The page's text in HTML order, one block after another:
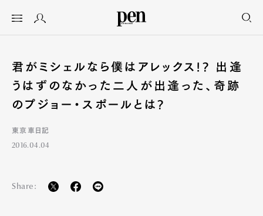
君がミシェルなら僕はアレックス!? 出逢
うはずのなかった二人が出逢った、奇跡
のプジョー・スポールとは?
東京車日記
2016.04.04
Share: